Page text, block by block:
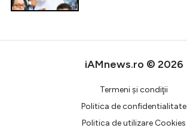
iAMnews.ro © 2026
Termeni şi condiţii
Politica de confidentialitate
Politica de utilizare Cookies